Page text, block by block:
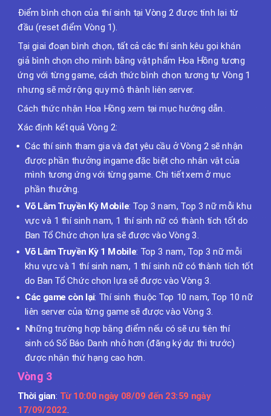
Điểm bình chọn của thí sinh tại Vòng 2 được tính lại từ
đầu (reset điểm Vòng 1).
Tại giai đoạn bình chọn, tất cả các thí sinh kêu gọi khán
giả bình chọn cho mình bằng vật phẩm Hoa Hồng tương
ứng với từng game, cách thức bình chọn tương tự Vòng 1
nhưng sẽ mở rộng quy mô thành liên server.
Cách thức nhận Hoa Hồng xem tại mục hướng dẫn.
Xác định kết quả Vòng 2:
Các thí sinh tham gia và đạt yêu cầu ở Vòng 2 sẽ nhận
được phần thưởng ingame đặc biệt cho nhân vật của
mình tương ứng với từng game. Chi tiết xem ở mục
phần thưởng.
Võ Lâm Truyền Kỳ Mobile: Top 3 nam, Top 3 nữ mỗi khu
vực và 1 thí sinh nam, 1 thí sinh nữ có thành tích tốt do
Ban Tổ Chức chọn lựa sẽ được vào Vòng 3.
Võ Lâm Truyền Kỳ 1 Mobile: Top 3 nam, Top 3 nữ mỗi
khu vực và 1 thí sinh nam, 1 thí sinh nữ có thành tích tốt
do Ban Tổ Chức chọn lựa sẽ được vào Vòng 3.
Các game còn lại: Thí sinh thuộc Top 10 nam, Top 10 nữ
liên server của từng game sẽ được vào Vòng 3.
Những trường hợp bằng điểm nếu có sẽ ưu tiên thí
sinh có Số Báo Danh nhỏ hơn (đăng ký dự thi trước)
được nhận thứ hạng cao hơn.
Vòng 3
Thời gian: Từ 10:00 ngày 08/09 đến 23:59 ngày
17/09/2022.